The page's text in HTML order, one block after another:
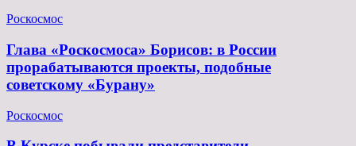
Роскосмос
Глава «Роскосмоса» Борисов: в России
прорабатываются проекты, подобные
советскому «Бурану»
Роскосмос